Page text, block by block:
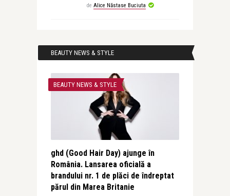
de Alice Năstase Buciuta
BEAUTY NEWS & STYLE
BEAUTY NEWS & STYLE
ghd (Good Hair Day) ajunge în
România. Lansarea oficială a
brandului nr. 1 de plăci de îndreptat
părul din Marea Britanie